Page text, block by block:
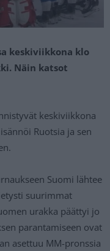
keskiviikkona klo
Näin katsot
keskiviikkona
Ruotsia ja sen
Suomi lähtee
suurimmat
urakka päättyi jo
parantamiseen ovat
asettuu MM-pronssia